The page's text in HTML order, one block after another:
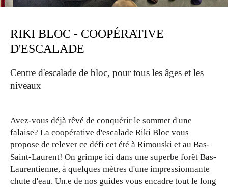
Voir
RIKI BLOC - COOPÉRATIVE
D'ESCALADE
Centre d'escalade de bloc, pour tous les âges et les
niveaux
Avez-vous déjà rêvé de conquérir le sommet d'une
falaise? La coopérative d'escalade Riki Bloc vous
propose de relever ce défi cet été à Rimouski et au Bas-
Saint-Laurent! On grimpe ici dans une superbe forêt Bas-
Laurentienne, à quelques mètres d'une impressionnante
chute d'eau. Un.e de nos guides vous encadre tout le long